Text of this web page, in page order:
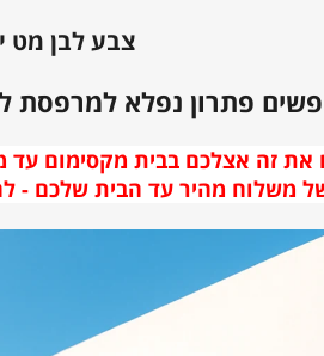
צבע לבן מט
פתרון נפלא למרפסת
את זה אצלכם בבית מקסימום
משלוח מהיר עד הבית שלכם - להזמנת